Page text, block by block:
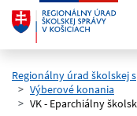
Preskočiť na hlavný obsah
Regionálny úrad školskej
Výberové konania
VK - Eparchiálny